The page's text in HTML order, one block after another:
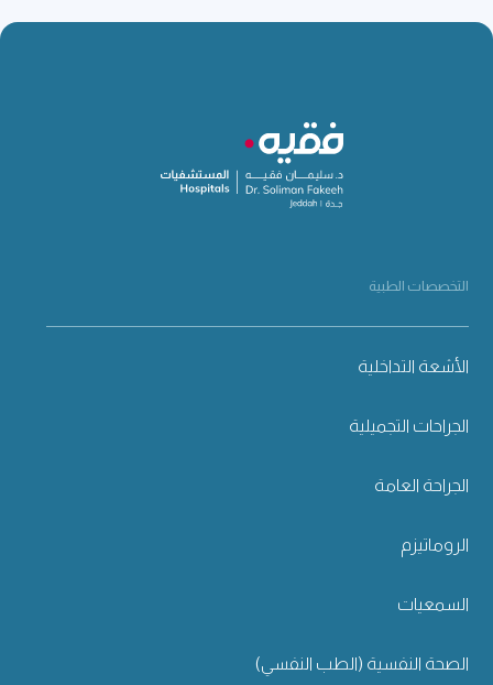
التخصصات الطبية
الأشعة التداخلية
الجراحات التجميلية
الجراحة العامة
الروماتيزم
السمعيات
الصحة النفسية (الطب النفسي)